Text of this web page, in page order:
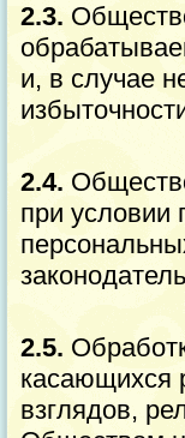
2.3.
и, в случае
2.4.
при условии
2.5.
касающихся
взглядов,